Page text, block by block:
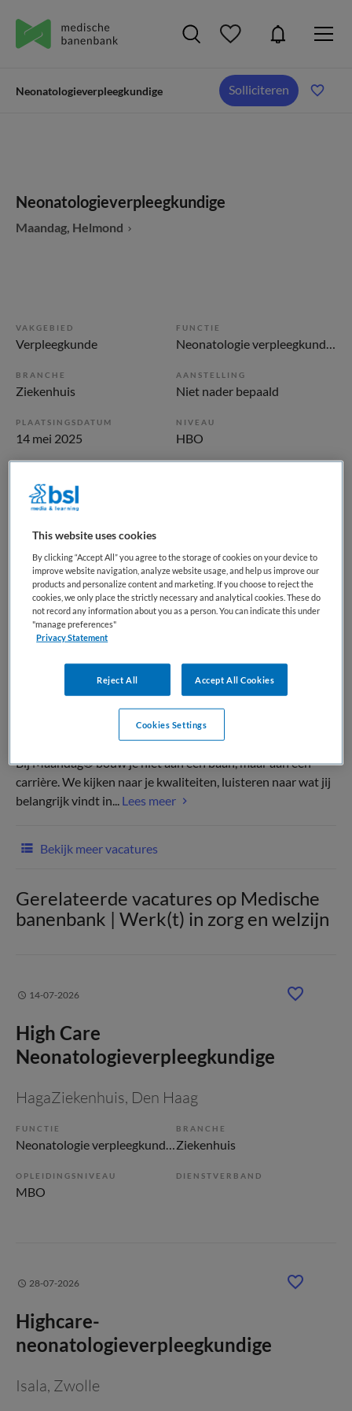
Neonatologieverpleegkundige Solliciteren
Neonatologieverpleegkundige
Maandag, Helmond
VAKGEBIED
Verpleegkunde
FUNCTIE
Neonatologie verpleegkundige
BRANCHE
Ziekenhuis
AANSTELLING
Niet nader bepaald
PLAATSINGSDATUM
14 mei 2025
NIVEAU
HBO
Ervaren
Vacature niet beschikbaar
Deze vacature Neonatologieverpleegkundige bij Maandag
is niet meer actueel. Hieronder staan enkele vergelijkbare
vacatures die voor u wellicht interessant zijn.
Bij Maandag® bouw je niet aan een baan, maar aan een
carrière. We kijken naar je kwaliteiten, luisteren naar wat jij
belangrijk vindt in... Lees meer
Bekijk meer vacatures
Gerelateerde vacatures op Medische
banenbank | Werk(t) in zorg en welzijn
14-07-2026
High Care
Neonatologieverpleegkundige
HagaZiekenhuis, Den Haag
FUNCTIE
Neonatologie verpleegkundige
BRANCHE
Ziekenhuis
OPLEIDINGSNIVEAU
MBO
DIENSTVERBAND
28-07-2026
Highcare-
neonatologieverpleegkundige
Isala, Zwolle
This website uses cookies
By clicking “Accept All” you agree to the storage of cookies on your device to
improve website navigation, analyze website usage, and help us improve our
products and personalize content and marketing. If you choose to reject the
cookies, we only place the strictly necessary and analytical cookies. These do
not record any information about you as a person. You can indicate this under
"manage preferences"
Privacy Statement
Reject All Accept All Cookies
Cookies Settings